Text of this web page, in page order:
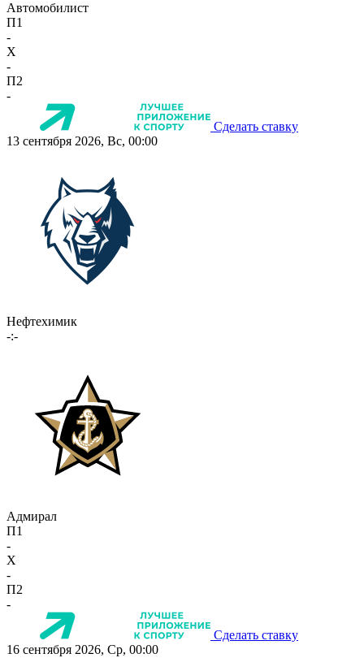
Автомобилист
П1
-
X
-
П2
-
Сделать ставку
13 сентября 2026, Вс, 00:00
Нефтехимик
-:-
Адмирал
П1
-
X
-
П2
-
Сделать ставку
16 сентября 2026, Ср, 00:00